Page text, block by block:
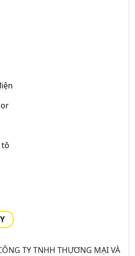
tô
TY TNHH THƯƠNG MẠI VÀ